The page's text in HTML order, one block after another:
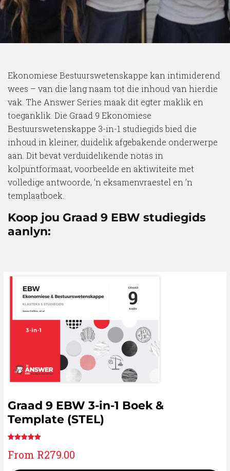
Ekonomiese Bestuurswetenskappe kan intimiderend
wees – van die lang naam tot die inhoud van hierdie
vak. The Answer Series maak dit egter maklik en
toeganklik. Die Graad 9 Ekonomiese
Bestuurswetenskappe 3-in-1 studiegids bied die
inhoud in kleiner, duidelik afgebakende onderwerpe
aan. Dit bevat verduidelikende notas in
kolpuntformaat, voorbeelde en aktiwiteite met
volledige antwoorde, ’n eksamenvraestel en ’n
templaatboek.
Koop jou Graad 9 EBW studiegids
aanlyn:
Graad 9 EBW 3-in-1 Boek &
Template (STEL)
From R279.00
out of 5